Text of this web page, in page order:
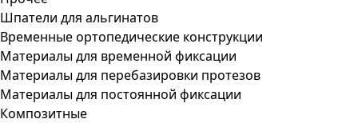
Шпатели для альгинатов
Временные ортопедические конструкции
Материалы для временной фиксации
Материалы для перебазировки протезов
Материалы для постоянной фиксации
Композитные